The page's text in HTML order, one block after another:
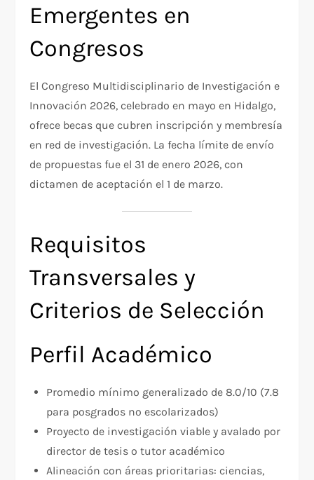
Emergentes en
Congresos
El Congreso Multidisciplinario de Investigación e
Innovación 2026, celebrado en mayo en Hidalgo,
ofrece becas que cubren inscripción y membresía
en red de investigación. La fecha límite de envío
de propuestas fue el 31 de enero 2026, con
dictamen de aceptación el 1 de marzo.​
Requisitos
Transversales y
Criterios de Selección
Perfil Académico
Promedio mínimo generalizado de 8.0/10 (7.8
para posgrados no escolarizados)​
Proyecto de investigación viable y avalado por
director de tesis o tutor académico​
Alineación con áreas prioritarias: ciencias,